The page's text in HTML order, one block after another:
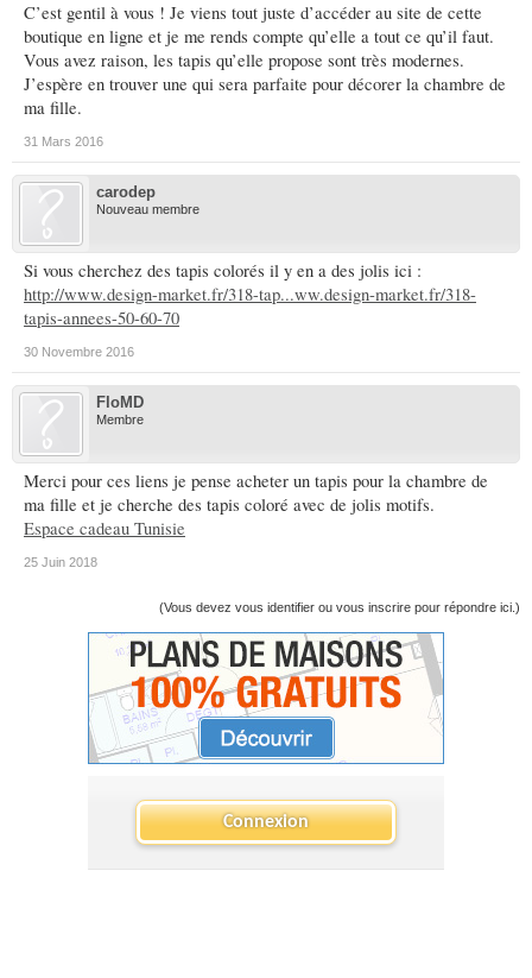
C’est gentil à vous ! Je viens tout juste d’accéder au site de cette
boutique en ligne et je me rends compte qu’elle a tout ce qu’il faut.
Vous avez raison, les tapis qu’elle propose sont très modernes.
J’espère en trouver une qui sera parfaite pour décorer la chambre de
ma fille.
31 Mars 2016
carodep
Nouveau membre
Si vous cherchez des tapis colorés il y en a des jolis ici :
http://www.design-market.fr/318-tap...ww.design-market.fr/318-
tapis-annees-50-60-70
30 Novembre 2016
FloMD
Membre
Merci pour ces liens je pense acheter un tapis pour la chambre de
ma fille et je cherche des tapis coloré avec de jolis motifs.
Espace cadeau Tunisie
25 Juin 2018
(Vous devez vous identifier ou vous inscrire pour répondre ici.)
Connexion